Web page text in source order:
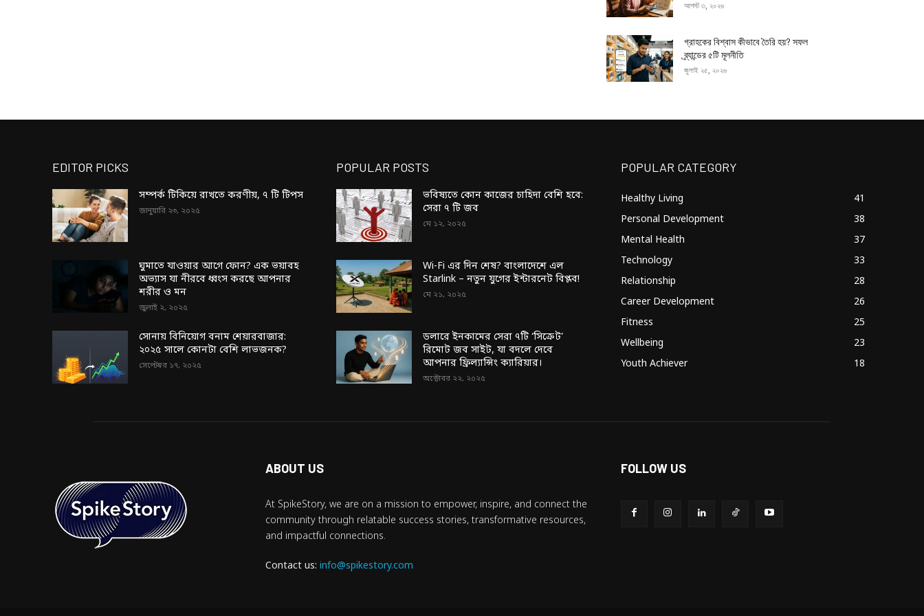
আগস্ট ৩, ২০২৬
গ্রাহকের বিশ্বাস কীভাবে তৈরি হয়? সফল
ব্র্যান্ডের ৫টি মূলনীতি
জুলাই ২৫, ২০২৬
EDITOR PICKS
সম্পর্ক টিকিয়ে রাখতে করণীয়, ৭ টি টিপস
জানুয়ারি ২৩, ২০২৫
ঘুমাতে যাওয়ার আগে ফোন? এক ভয়াবহ
অভ্যাস যা নীরবে ধ্বংস করছে আপনার
শরীর ও মন
জুলাই ২, ২০২৫
সোনায় বিনিয়োগ বনাম শেয়ারবাজার:
২০২৫ সালে কোনটা বেশি লাভজনক?
সেপ্টেম্বর ১৭, ২০২৫
POPULAR POSTS
ভবিষ্যতে কোন কাজের চাহিদা বেশি হবে:
সেরা ৭ টি জব
মে ১২, ২০২৫
Wi-Fi এর দিন শেষ? বাংলাদেশে এল
Starlink – নতুন যুগের ইন্টারনেট বিপ্লব!
মে ২১, ২০২৫
ডলারে ইনকামের সেরা ৭টি ‘সিক্রেট’
রিমোট জব সাইট, যা বদলে দেবে
আপনার ফ্রিল্যান্সিং ক্যারিয়ার।
অক্টোবর ২২, ২০২৫
POPULAR CATEGORY
Healthy Living
41
Personal Development
38
Mental Health
37
Technology
33
Relationship
28
Career Development
26
Fitness
25
Wellbeing
23
Youth Achiever
18
ABOUT US
At SpikeStory, we are on a mission to empower, inspire, and connect the
community through relatable success stories, transformative resources,
and impactful connections.
Contact us: info@spikestory.com
FOLLOW US